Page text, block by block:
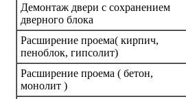
Демонтаж двери с сохранением
дверного блока
Расширение проема( кирпич,
пеноблок, гипсолит)
Расширение проема ( бетон,
монолит )